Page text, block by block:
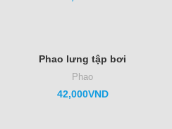
Phao lưng tập bơi
Phao
42,000VND